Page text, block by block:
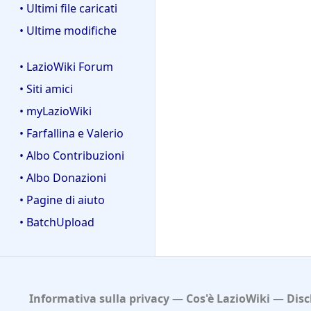
• Ultimi file caricati
• Ultime modifiche
• LazioWiki Forum
• Siti amici
• myLazioWiki
• Farfallina e Valerio
• Albo Contribuzioni
• Albo Donazioni
• Pagine di aiuto
• BatchUpload
Informativa sulla privacy Cos'è LazioWiki